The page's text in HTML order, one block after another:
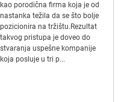
kao porodična firma koja je od
nastanka težila da se što bolje
pozicionira na tržištu.Rezultat
takvog pristupa je doveo do
stvaranja uspešne kompanije
koja posluje u tri p...